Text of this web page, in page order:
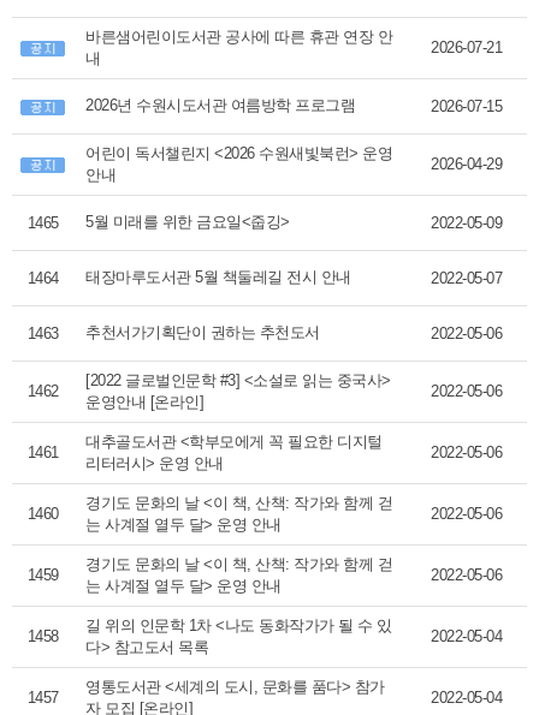
바른샘어린이도서관 공사에 따른 휴관 연장 안
내
2026-07-21
2026년 수원시도서관 여름방학 프로그램 2026-07-15
어린이 독서챌린지 <2026 수원새빛북런> 운영
안내
2026-04-29
1465 5월 미래를 위한 금요일<줍깅> 2022-05-09
1464 태장마루도서관 5월 책둘레길 전시 안내 2022-05-07
1463 추천서가기획단이 권하는 추천도서 2022-05-06
1462
[2022 글로벌인문학 #3] <소설로 읽는 중국사>
운영안내 [온라인]
2022-05-06
1461
대추골도서관 <학부모에게 꼭 필요한 디지털
리터러시> 운영 안내
2022-05-06
1460
경기도 문화의 날 <이 책, 산책: 작가와 함께 걷
는 사계절 열두 달> 운영 안내
2022-05-06
1459
경기도 문화의 날 <이 책, 산책: 작가와 함께 걷
는 사계절 열두 달> 운영 안내
2022-05-06
1458
길 위의 인문학 1차 <나도 동화작가가 될 수 있
다> 참고도서 목록
2022-05-04
1457
영통도서관 <세계의 도시, 문화를 품다> 참가
자 모집 [온라인]
2022-05-04